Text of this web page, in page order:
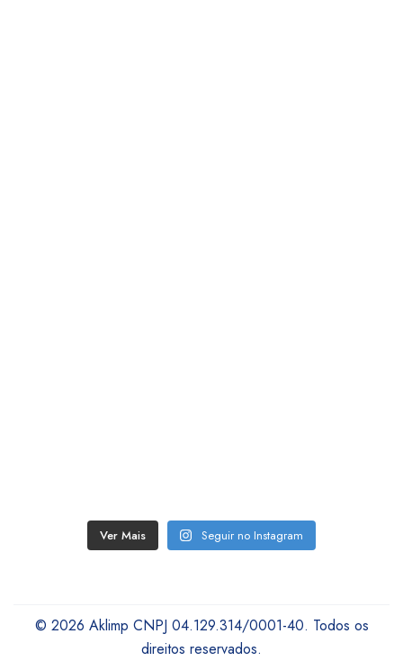
Ver Mais Seguir no Instagram
© 2026 Aklimp CNPJ 04.129.314/0001-40. Todos os
direitos reservados.